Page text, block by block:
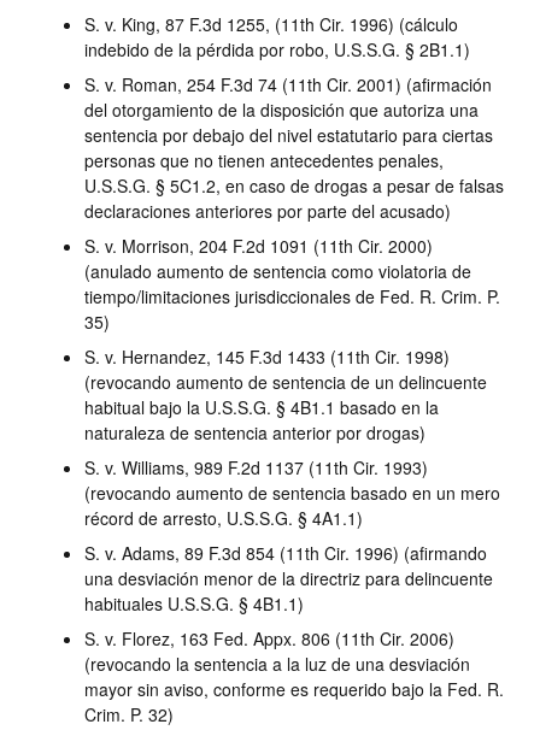
S. v. King, 87 F.3d 1255, (11th Cir. 1996) (cálculo
indebido de la pérdida por robo, U.S.S.G. § 2B1.1)
S. v. Roman, 254 F.3d 74 (11th Cir. 2001) (afirmación
del otorgamiento de la disposición que autoriza una
sentencia por debajo del nivel estatutario para ciertas
personas que no tienen antecedentes penales,
U.S.S.G. § 5C1.2, en caso de drogas a pesar de falsas
declaraciones anteriores por parte del acusado)
S. v. Morrison, 204 F.2d 1091 (11th Cir. 2000)
(anulado aumento de sentencia como violatoria de
tiempo/limitaciones jurisdiccionales de Fed. R. Crim. P.
35)
S. v. Hernandez, 145 F.3d 1433 (11th Cir. 1998)
(revocando aumento de sentencia de un delincuente
habitual bajo la U.S.S.G. § 4B1.1 basado en la
naturaleza de sentencia anterior por drogas)
S. v. Williams, 989 F.2d 1137 (11th Cir. 1993)
(revocando aumento de sentencia basado en un mero
récord de arresto, U.S.S.G. § 4A1.1)
S. v. Adams, 89 F.3d 854 (11th Cir. 1996) (afirmando
una desviación menor de la directriz para delincuente
habituales U.S.S.G. § 4B1.1)
S. v. Florez, 163 Fed. Appx. 806 (11th Cir. 2006)
(revocando la sentencia a la luz de una desviación
mayor sin aviso, conforme es requerido bajo la Fed. R.
Crim. P. 32)